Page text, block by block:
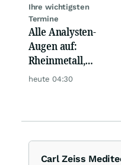
Ihre wichtigsten
Termine
Alle Analysten-
Augen auf:
Rheinmetall,
Deutsche Telekom,
heute 04:30
Carl Zeiss